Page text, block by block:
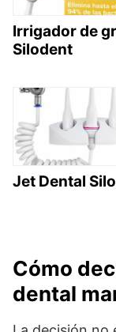
Irrigador de
Silodent
Jet Dental
Cómo
dental